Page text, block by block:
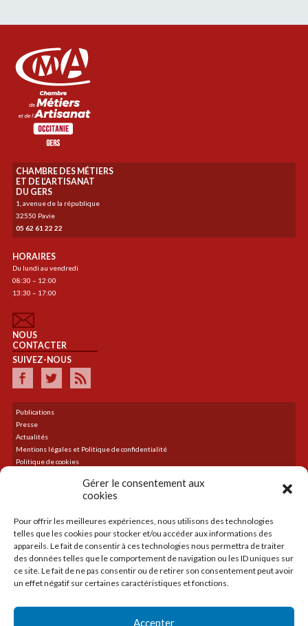
Gérer le consentement aux
cookies
Pour offrir les meilleures expériences, nous utilisons des technologies
telles que les cookies pour stocker et/ou accéder aux informations des
appareils. Le fait de consentir à ces technologies nous permettra de traiter
des données telles que le comportement de navigation ou les ID uniques sur
ce site. Le fait de ne pas consentir ou de retirer son consentement peut avoir
un effet négatif sur certaines caractéristiques et fonctions.
Accepter
CHAMBRE DES MÉTIERS
ET DE L’ARTISANAT
DU GERS
1, avenue de la république
32550 Pavie
05 62 61 22 22
HORAIRES
Du lundi au vendredi
08:30 – 12:00
13:30 – 17:00
NOUS
CONTACTER
SUIVEZ-NOUS
Publications
Presse
Actualités
Mentions légales et Politique de confidentialité
Politique de cookies
DERNIER TWEET
Le flux Twitter n’est pas disponible pour le moment.